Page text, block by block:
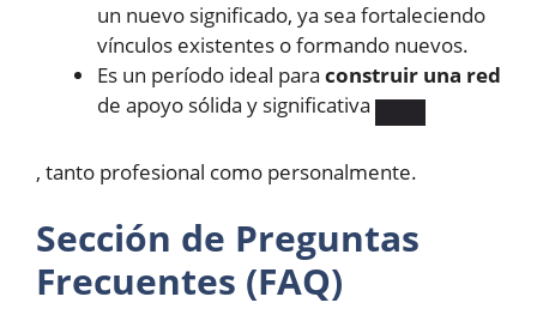
un nuevo significado, ya sea fortaleciendo
vínculos existentes o formando nuevos.
Es un período ideal para construir una red
de apoyo sólida y significativa ​
, tanto profesional como personalmente.
Sección de Preguntas
Frecuentes (FAQ)